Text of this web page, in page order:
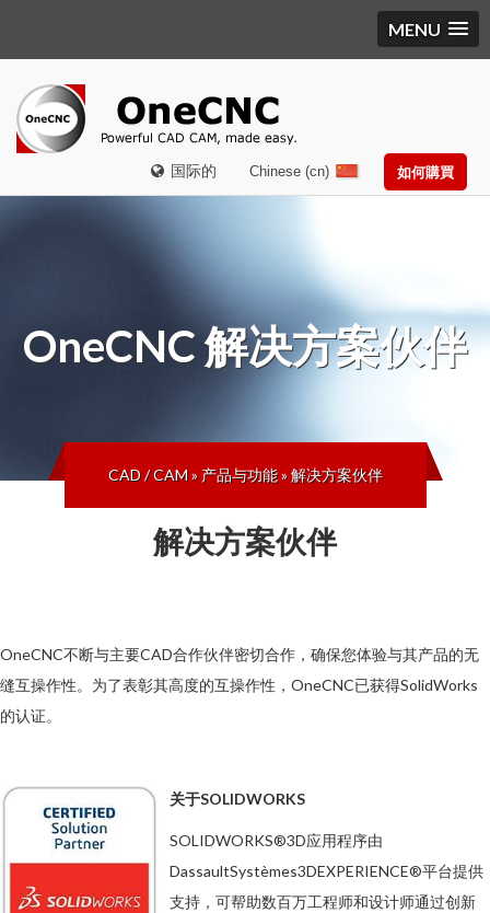
MENU
国际的 如何購買
Chinese (cn)
OneCNC解决方案伙伴
CAD / CAM» 产品与功能»解决方案伙伴
解决方案伙伴
OneCNC不断与主要CAD合作伙伴密切合作，确保您体验与其产品的无
缝互操作性。为了表彰其高度的互操作性，OneCNC已获得SolidWorks
的认证。
关于SOLIDWORKS
SOLIDWORKS®3D应用程序由
DassaultSystèmes3DEXPERIENCE®平台提供
支持，可帮助数百万工程师和设计师通过创新